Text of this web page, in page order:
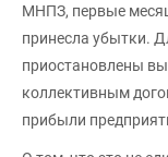
МНПЗ, первые
принесла убытки.
приостановлены
коллективным
прибыли